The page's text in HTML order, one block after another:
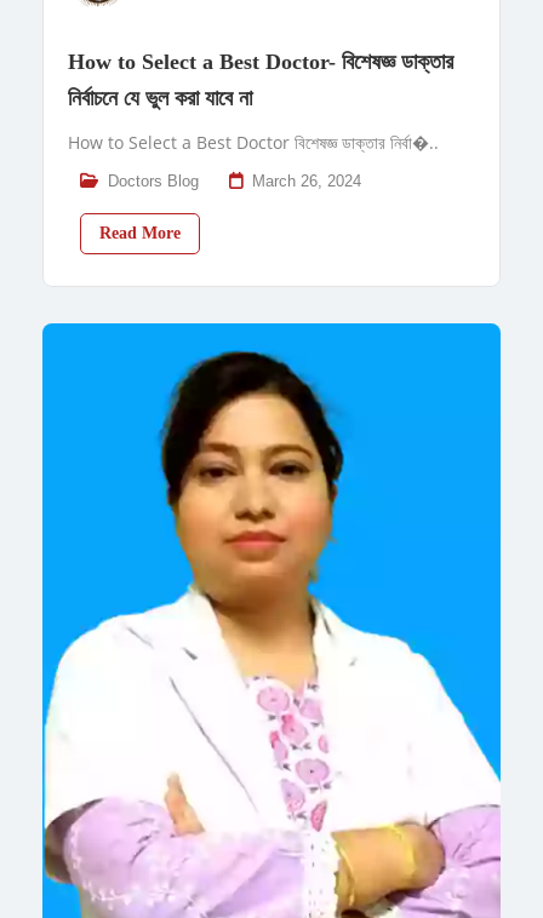
How to Select a Best Doctor- বিশেষজ্ঞ ডাক্তার
নির্বাচনে যে ভুল করা যাবে না
How to Select a Best Doctor বিশেষজ্ঞ ডাক্তার নির্বা�..
Doctors Blog March 26, 2024
Read More